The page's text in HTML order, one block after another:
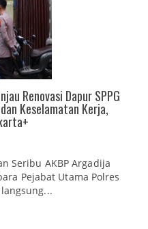
Renovasi Dapur SPPG
Keselamatan Kerja,
Seribu AKBP Argadija
Pejabat Utama Polres